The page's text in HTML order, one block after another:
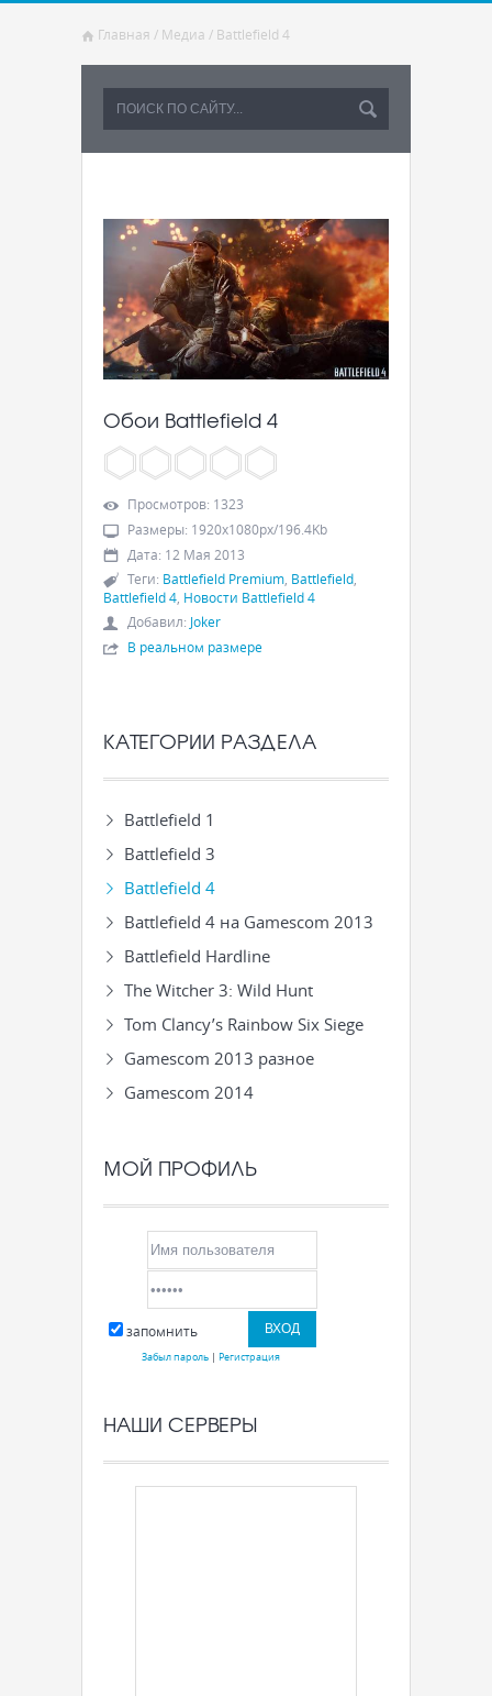
Главная / Медиа / Battlefield 4
Обои Battlefield 4
Просмотров: 1323
Размеры: 1920x1080px/196.4Kb
Дата: 12 Мая 2013
Теги: Battlefield Premium, Battlefield,
Battlefield 4, Новости Battlefield 4
Добавил: Joker
В реальном размере
КАТЕГОРИИ РАЗДЕЛА
Battlefield 1
Battlefield 3
Battlefield 4
Battlefield 4 на Gamescom 2013
Battlefield Hardline
The Witcher 3: Wild Hunt
Tom Clancy’s Rainbow Six Siege
Gamescom 2013 разное
Gamescom 2014
МОЙ ПРОФИЛЬ
запомнить
Забыл пароль| Регистрация
НАШИ СЕРВЕРЫ